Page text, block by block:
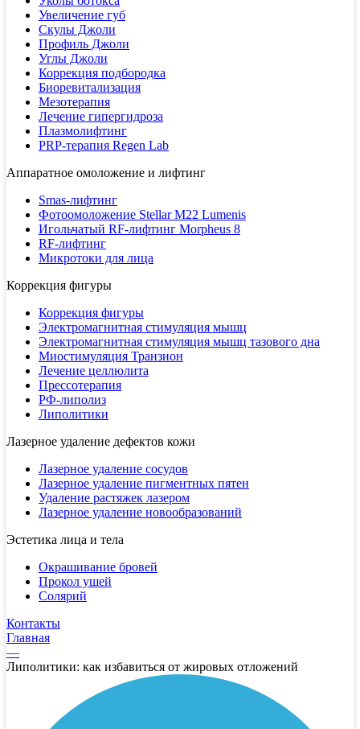
Увеличение губ
Скулы Джоли
Профиль Джоли
Углы Джоли
Коррекция подбородка
Биоревитализация
Мезотерапия
Лечение гипергидроза
Плазмолифтинг
PRP-терапия Regen Lab
Аппаратное омоложение и лифтинг
Smas-лифтинг
Фотоомоложение Stellar M22 Lumenis
Игольчатый RF-лифтинг Morpheus 8
RF-лифтинг
Микротоки для лица
Коррекция фигуры
Коррекция фигуры
Электромагнитная стимуляция мышц
Электромагнитная стимуляция мышц тазового дна
Миостимуляция Транзион
Лечение целлюлита
Прессотерапия
РФ-липолиз
Липолитики
Лазерное удаление дефектов кожи
Лазерное удаление сосудов
Лазерное удаление пигментных пятен
Удаление растяжек лазером
Лазерное удаление новообразований
Эстетика лица и тела
Окрашивание бровей
Прокол ушей
Солярий
Контакты
Главная
—
Липолитики: как избавиться от жировых отложений